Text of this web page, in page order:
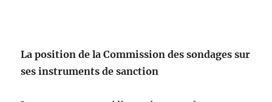
La position de la Commission des sondages sur
ses instruments de sanction